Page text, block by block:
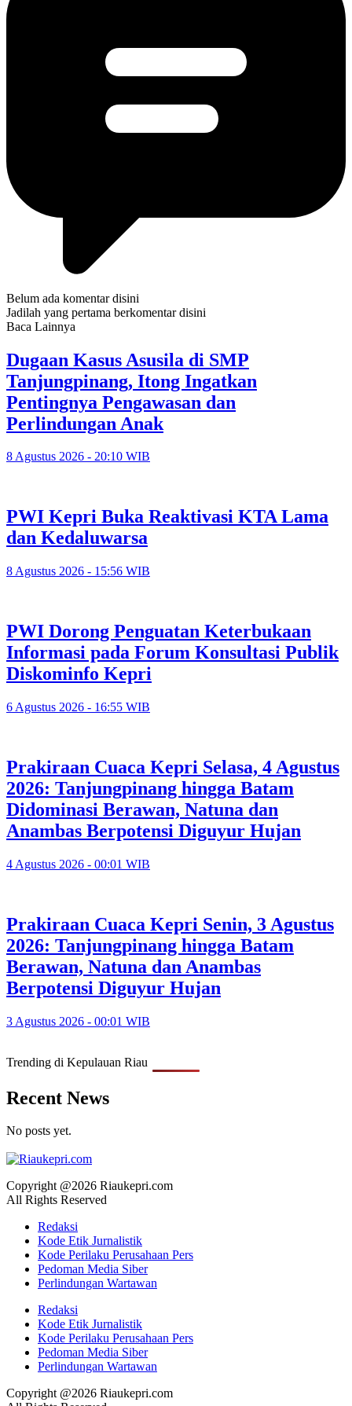
Belum ada komentar disini
Jadilah yang pertama berkomentar disini
Baca Lainnya
Dugaan Kasus Asusila di SMP
Tanjungpinang, Itong Ingatkan
Pentingnya Pengawasan dan
Perlindungan Anak
8 Agustus 2026 - 20:10 WIB
PWI Kepri Buka Reaktivasi KTA Lama
dan Kedaluwarsa
8 Agustus 2026 - 15:56 WIB
PWI Dorong Penguatan Keterbukaan
Informasi pada Forum Konsultasi Publik
Diskominfo Kepri
6 Agustus 2026 - 16:55 WIB
Prakiraan Cuaca Kepri Selasa, 4 Agustus
2026: Tanjungpinang hingga Batam
Didominasi Berawan, Natuna dan
Anambas Berpotensi Diguyur Hujan
4 Agustus 2026 - 00:01 WIB
Prakiraan Cuaca Kepri Senin, 3 Agustus
2026: Tanjungpinang hingga Batam
Berawan, Natuna dan Anambas
Berpotensi Diguyur Hujan
3 Agustus 2026 - 00:01 WIB
Trending di Kepulauan Riau
Recent News
No posts yet.
Copyright @2026 Riaukepri.com
All Rights Reserved
Redaksi
Kode Etik Jurnalistik
Kode Perilaku Perusahaan Pers
Pedoman Media Siber
Perlindungan Wartawan
Redaksi
Kode Etik Jurnalistik
Kode Perilaku Perusahaan Pers
Pedoman Media Siber
Perlindungan Wartawan
Copyright @2026 Riaukepri.com